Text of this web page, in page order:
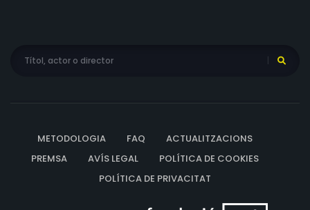
METODOLOGIA FAQ
ACTUALITZACIONS
PREMSA
AVÍS LEGAL
POLÍTICA DE COOKIES
POLÍTICA DE PRIVACITAT